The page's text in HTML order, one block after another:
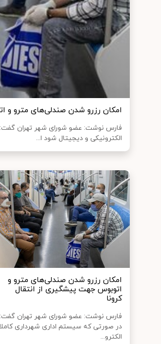
امکان رزرو شدن صندلی‌های مترو و
فارس نوشت: عضو شورای شهر تهران گفت:
الکترونیکی و دیجیتال شود ا...
امکان رزرو شدن صندلی‌های مترو و
اتوبوس جهت پیشگیری از انتقال
کرونا
فارس نوشت: عضو شورای شهر تهران گفت:
در صورتی که سیستم اداری شهرداری کاملا
الکترو...